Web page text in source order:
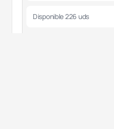
Disponible 226 uds